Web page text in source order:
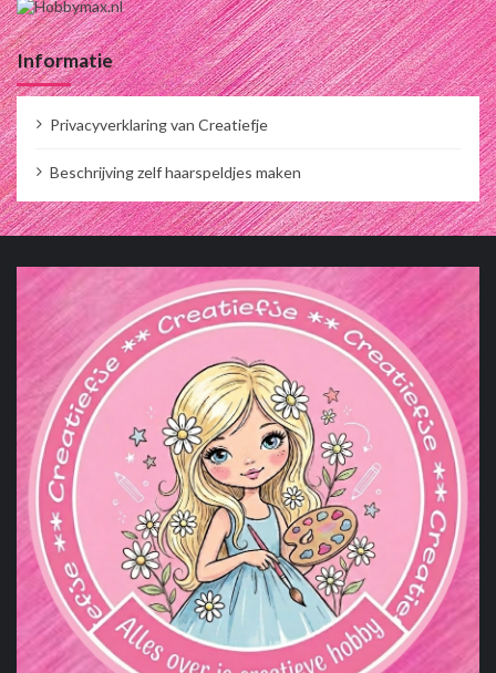
Informatie
Privacyverklaring van Creatiefje
Beschrijving zelf haarspeldjes maken